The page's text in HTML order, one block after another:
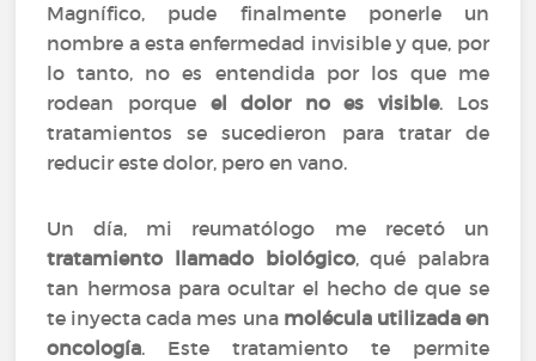
Magnífico, pude finalmente ponerle un
nombre a esta enfermedad invisible y que, por
lo tanto, no es entendida por los que me
rodean porque el dolor no es visible. Los
tratamientos se sucedieron para tratar de
reducir este dolor, pero en vano.
Un día, mi reumatólogo me recetó un
tratamiento llamado biológico, qué palabra
tan hermosa para ocultar el hecho de que se
te inyecta cada mes una molécula utilizada en
oncología. Este tratamiento te permite